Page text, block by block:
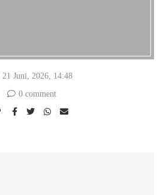
21 Juni, 2026, 14:48
0 comment